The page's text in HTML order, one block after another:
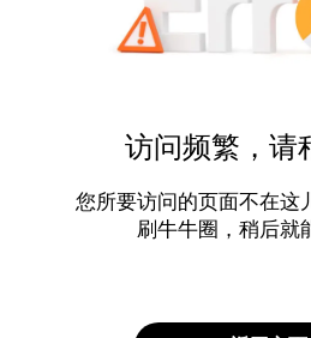
访问频繁，请
您所要访问的页面不在这
刷牛牛圈，稍后就